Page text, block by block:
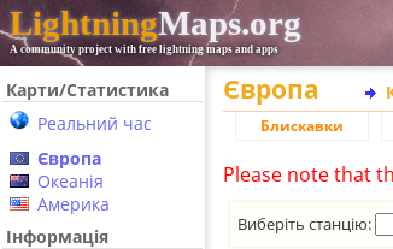
LightningMaps.org
A community project with free lightning maps and apps
Карти/Статистика
Реальний час
Європа
Океанія
Америка
Інформація
Європа
Блискавки
Please note that
Виберіть станцію: